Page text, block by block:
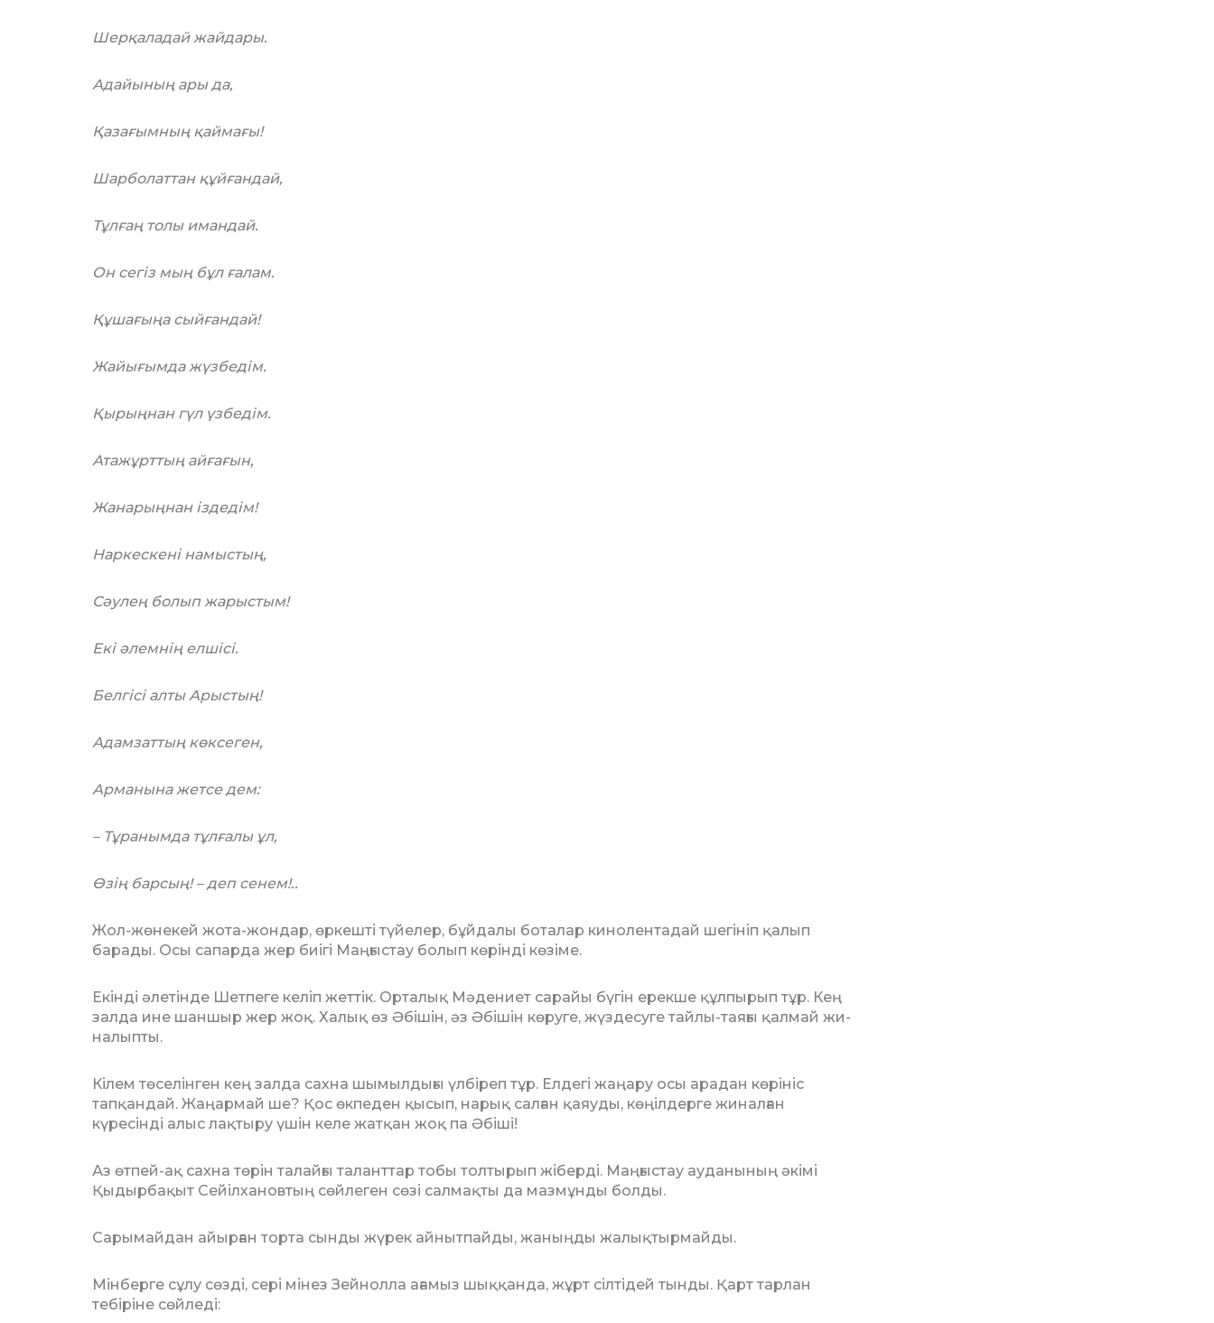
Шерқаладай жайдары.
Адайының ары да,
Қазағымның қаймағы!
Шарболаттан құйғандай,
Тұлғаң толы имандай.
Он сегіз мың бұл ғалам.
Құшағыңа сыйғандай!
Жайығымда жүзбедім.
Қырыңнан гүл үзбедім.
Атажұрттың айғағын,
Жанарыңнан іздедім!
Наркескені намыстың,
Сәулең болып жарыстым!
Екі әлемнің елшісі.
Белгісі алты Арыстың!
Адамзаттың көксеген,
Арманына жетсе дем:
– Тұранымда тұлғалы ұл,
Өзің барсың! – деп сенем!..
Жол-жөнекей жота-жондар, өркешті түйелер, бұйдалы боталар кинолентадай ше­гініп қалып
барады. Осы сапарда жер биігі Маңғыстау болып көрінді көзіме.
Екінді әлетінде Шетпеге келіп жеттік. Орталық Мәдениет сарайы бүгін ерекше құлпырып тұр. Кең
залда ине шаншыр жер жоқ. Халық өз Әбішін, әз Әбішін кө­ру­ге, жүздесуге тайлы-таяғы қалмай жи­
на­лыпты.
Кілем төселінген кең залда сахна шы­мылдығы үлбіреп тұр. Елдегі жаңару осы арадан көрініс
тапқандай. Жаңармай ше? Қос өкпеден қысып, нарық салған қаяуды, көңілдерге жиналған
күресінді алыс лақ­тыру үшін келе жатқан жоқ па Әбіші!
Аз өтпей-ақ сахна төрін талайғы та­лант­­тар тобы толтырып жіберді. Маң­ғыс­тау ауданының әкімі
Қыдырбақыт Сейіл­хановтың сөйлеген сөзі салмақты да маз­мұнды болды.
Сарымайдан айырған торта сынды жү­рек айнытпайды, жаныңды жалық­тыр­майды.
Мінберге сұлу сөзді, сері мінез Зей­нол­ла ағамыз шыққанда, жұрт сілтідей тын­ды. Қарт тарлан
тебіріне сөйледі: